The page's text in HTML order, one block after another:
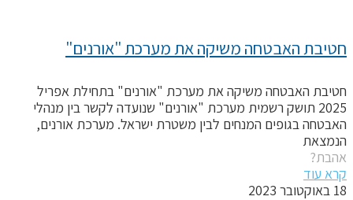
האבטחה משיקה את מערכת "אורנים"
האבטחה משיקה את מערכת "אורנים" בתחילת אפריל
2025 תושק רשמית מערכת "אורנים" שנועדה לקשר בין מנהלי
בגופים המנחים לבין משטרת ישראל. מערכת אורנים,
עוד
2023